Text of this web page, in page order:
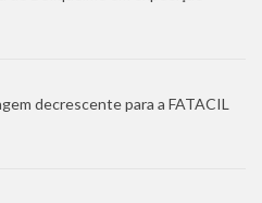
decrescente para a FATACIL